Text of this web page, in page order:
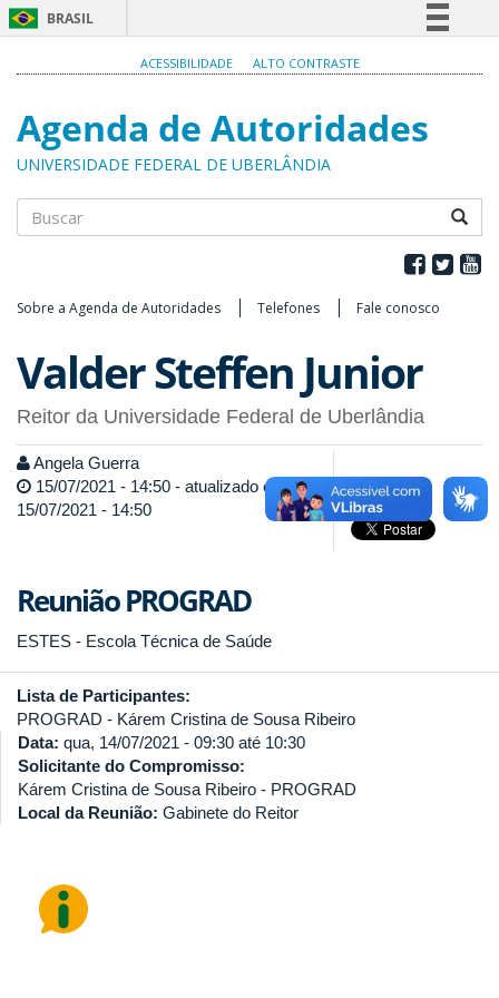
BRASIL
Participe
Acesso à informação
ACESSIBILIDADE ALTO CONTRASTE
Agenda de Autoridades
UNIVERSIDADE FEDERAL DE UBERLÂNDIA
Sobre a Agenda de Autoridades Telefones Fale conosco
Valder Steffen Junior
Reitor da Universidade Federal de Uberlândia
Angela Guerra
15/07/2021 - 14:50 - atualizado em
15/07/2021 - 14:50
Reunião PROGRAD
ESTES - Escola Técnica de Saúde
Lista de Participantes:
PROGRAD - Kárem Cristina de Sousa Ribeiro
Data: qua, 14/07/2021 - 09:30 até 10:30
Solicitante do Compromisso:
Kárem Cristina de Sousa Ribeiro - PROGRAD
Local da Reunião: Gabinete do Reitor